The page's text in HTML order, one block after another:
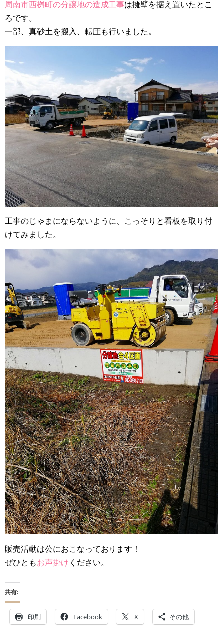
周南市西桝町の分譲地の造成工事は擁壁を据え置いたとこ
ろです。
一部、真砂土を搬入、転圧も行いました。
工事のじゃまにならないように、こっそりと看板を取り付
けてみました。
販売活動は公におこなっております！
ぜひともお声掛け ください。
共有:
印刷 Facebook X その他